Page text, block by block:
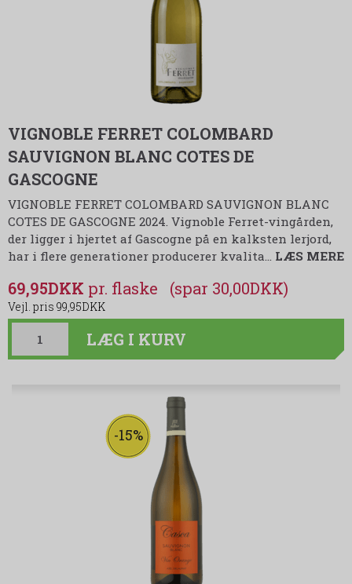
VIGNOBLE FERRET COLOMBARD
SAUVIGNON BLANC COTES DE
GASCOGNE
VIGNOBLE FERRET COLOMBARD SAUVIGNON BLANC
COTES DE GASCOGNE 2024. Vignoble Ferret-vingården,
der ligger i hjertet af Gascogne på en kalksten lerjord,
har i flere generationer producerer kvalita
LÆS MERE
69,95DKK
99,95DKK
(spar 30,00DKK)
LÆG I KURV
-15%